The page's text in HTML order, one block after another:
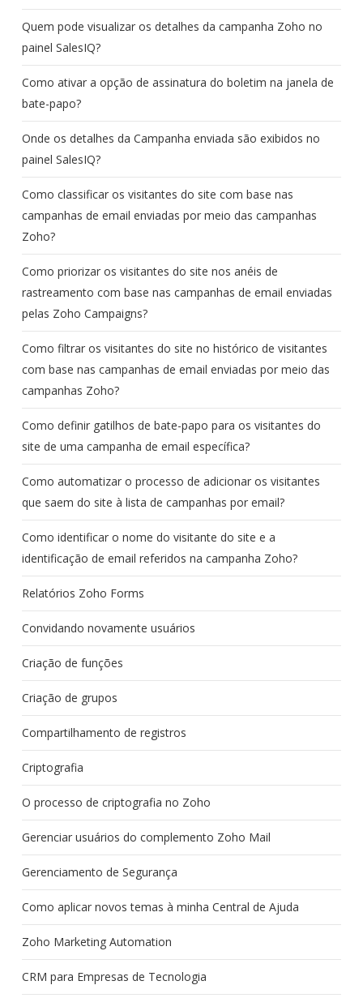
Quem pode visualizar os detalhes da campanha Zoho no
painel SalesIQ?
Como ativar a opção de assinatura do boletim na janela de
bate-papo?
Onde os detalhes da Campanha enviada são exibidos no
painel SalesIQ?
Como classificar os visitantes do site com base nas
campanhas de email enviadas por meio das campanhas
Zoho?
Como priorizar os visitantes do site nos anéis de
rastreamento com base nas campanhas de email enviadas
pelas Zoho Campaigns?
Como filtrar os visitantes do site no histórico de visitantes
com base nas campanhas de email enviadas por meio das
campanhas Zoho?
Como definir gatilhos de bate-papo para os visitantes do
site de uma campanha de email específica?
Como automatizar o processo de adicionar os visitantes
que saem do site à lista de campanhas por email?
Como identificar o nome do visitante do site e a
identificação de email referidos na campanha Zoho?
Relatórios Zoho Forms
Convidando novamente usuários
Criação de funções
Criação de grupos
Compartilhamento de registros
Criptografia
O processo de criptografia no Zoho
Gerenciar usuários do complemento Zoho Mail
Gerenciamento de Segurança
Como aplicar novos temas à minha Central de Ajuda
Zoho Marketing Automation
CRM para Empresas de Tecnologia